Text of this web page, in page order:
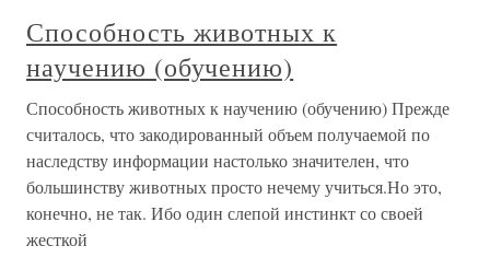
Способность животных к
научению (обучению)
Способность животных к научению (обучению) Прежде
считалось, что закодированный объем получаемой по
наследству информации настолько значителен, что
большинству животных просто нечему учиться.Но это,
конечно, не так. Ибо один слепой инстинкт со своей
жесткой